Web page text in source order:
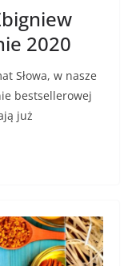
2020
Słowa, w nasze
bestsellerowej
już